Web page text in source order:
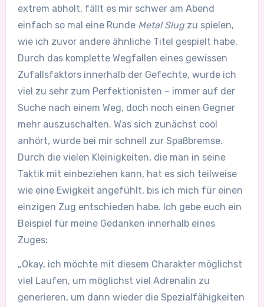
extrem abholt, fällt es mir schwer am Abend
einfach so mal eine Runde Metal Slugzu spielen,
wie ich zuvor andere ähnliche Titel gespielt habe.
Durch das komplette Wegfallen eines gewissen
Zufallsfaktors innerhalb der Gefechte, wurde ich
viel zu sehr zum Perfektionisten – immer auf der
Suche nach einem Weg, doch noch einen Gegner
mehr auszuschalten. Was sich zunächst cool
anhört, wurde bei mir schnell zur Spaßbremse.
Durch die vielen Kleinigkeiten, die man in seine
Taktik mit einbeziehen kann, hat es sich teilweise
wie eine Ewigkeit angefühlt, bis ich mich für einen
einzigen Zug entschieden habe. Ich gebe euch ein
Beispiel für meine Gedanken innerhalb eines
Zuges:
„Okay, ich möchte mit diesem Charakter möglichst
viel Laufen, um möglichst viel Adrenalin zu
generieren, um dann wieder die Spezialfähigkeiten